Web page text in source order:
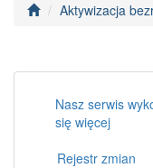
Aktywizacja
Nasz serwis
się więcej
Rejestr zmian